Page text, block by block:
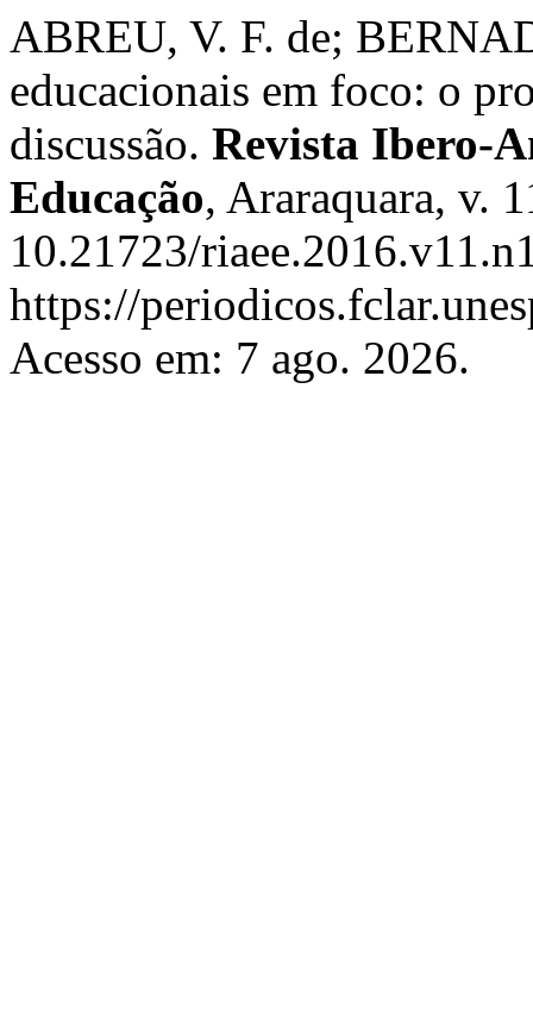
ABREU, V. F. de;
educacionais em foco: o
discussão. Revista Ibero-
Educação, Araraquara, v.
10.21723/
https://
Acesso em: 7 ago. 2026.